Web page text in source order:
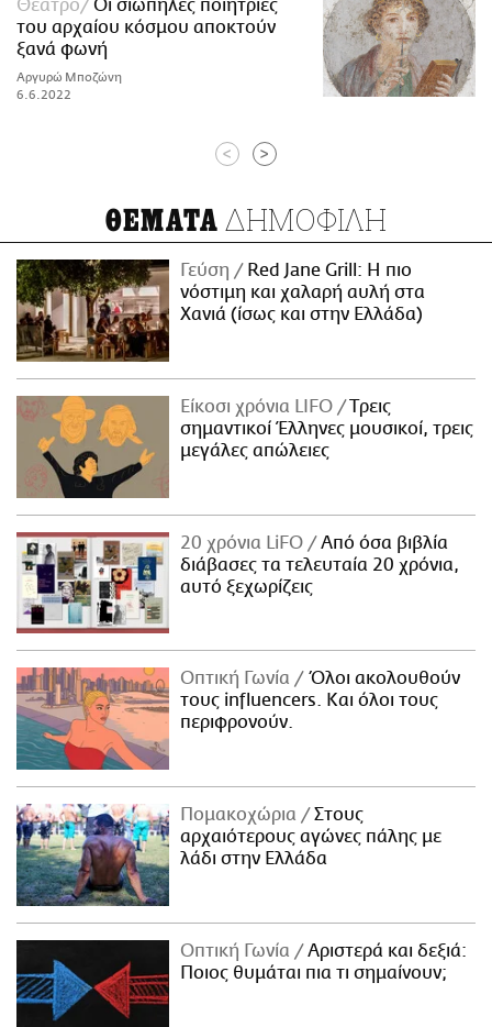
Θέατρο
Οι σιωπηλές ποιήτριες
του αρχαίου κόσμου αποκτούν
ξανά φωνή
Αργυρώ Μποζώνη
6.6.2022
< >
ΘΕΜΑΤΑ ΔΗΜΟΦΙΛΗ
Γεύση
Red Jane Grill: Η πιο
νόστιμη και χαλαρή αυλή στα
Χανιά (ίσως και στην Ελλάδα)
Είκοσι χρόνια LIFO
Tρεις
σημαντικοί Έλληνες μουσικοί, τρεις
μεγάλες απώλειες
20 χρόνια LiFO
Από όσα βιβλία
διάβασες τα τελευταία 20 χρόνια,
αυτό ξεχωρίζεις
Οπτική Γωνία
Όλοι ακολουθούν
τους influencers. Και όλοι τους
περιφρονούν.
Πομακοχώρια
Στους
αρχαιότερους αγώνες πάλης με
λάδι στην Ελλάδα
Οπτική Γωνία
Αριστερά και δεξιά:
Ποιος θυμάται πια τι σημαίνουν;